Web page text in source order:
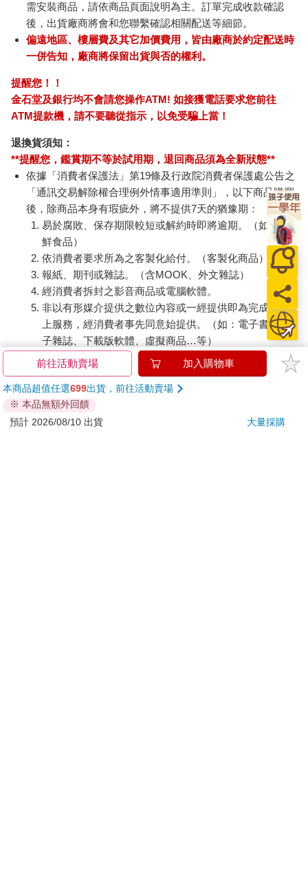
需安裝商品，請依商品頁面說明為主。訂單完成收款確認
後，出貨廠商將會和您聯繫確認相關配送等細節。
偏遠地區、樓層費及其它加價費用，皆由廠商於約定配送時
一併告知，廠商將保留出貨與否的權利。
提醒您！！
金石堂及銀行均不會請您操作ATM! 如接獲電話要求您前往
ATM提款機，請不要聽從指示，以免受騙上當！
退換貨須知：
**提醒您，鑑賞期不等於試用期，退回商品須為全新狀態**
依據「消費者保護法」第19條及行政院消費者保護處公告之
「通訊交易解除權合理例外情事適用準則」，以下商品購買
後，除商品本身有瑕疵外，將不提供7天的猶豫期：
易於腐敗、保存期限較短或解約時即將逾期。（如：生
鮮食品）
依消費者要求所為之客製化給付。（客製化商品）
報紙、期刊或雜誌。（含MOOK、外文雜誌）
經消費者拆封之影音商品或電腦軟體。
非以有形媒介提供之數位內容或一經提供即為完成之線
上服務，經消費者事先同意始提供。（如：電子書、電
子雜誌、下載版軟體、虛擬商品…等）
已拆封之個人衛生用品。（如：內衣褲、刮鬍刀、除毛
刀…等）
若非上列種類商品，均享有到貨7天的猶豫期（含例假
日）。
辦理退換貨時，商品（組合商品恕無法接受單獨退貨）必須
前往活動賣場 加入購物車
本商品超值任選699出貨，前往活動賣場
※ 本品無額外回饋
預計 2026/08/10 出貨
大量採購